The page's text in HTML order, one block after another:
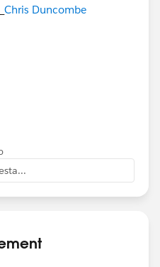
Chris Duncombe